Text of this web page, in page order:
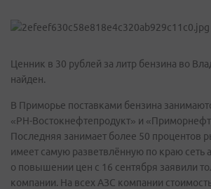
Ценник в 30 рублей за литр бензина во
найден.
В Приморье поставками бензина
«РН-Востокнефтепродукт» и
Последняя занимает более 50 процентов
имеет самую разветвлённую по краю сеть
о повышении цен с 16 сентября заявили
компании. На всех АЗС компании